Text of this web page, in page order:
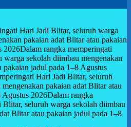
Hari Jadi Blitar, seluruh warga
pakaian adat Blitar atau pakaian
2026Dalam rangka memperingati
sekolah diimbau mengenakan
pakaian jadul pada 1–8 Agustus
Hari Jadi Blitar, seluruh
pakaian adat Blitar atau
Agustus 2026Dalam rangka
seluruh warga sekolah diimbau
Blitar atau pakaian jadul pada 1–8